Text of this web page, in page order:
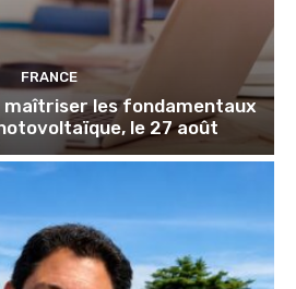
FRANCE
maîtriser les fondamentaux
le 27 août